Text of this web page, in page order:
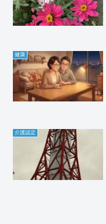
健康
介護認定